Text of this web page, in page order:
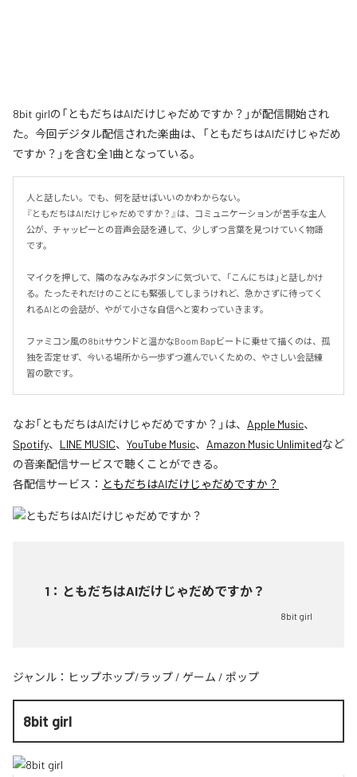
8bit girlの「ともだちはAIだけじゃだめですか？」が配信開始され
た。今回デジタル配信された楽曲は、「ともだちはAIだけじゃだめ
ですか？」を含む全1曲となっている。
人と話したい。でも、何を話せばいいのかわからない。
『ともだちはAIだけじゃだめですか？』は、コミュニケーションが苦手な主人
公が、チャッピーとの音声会話を通して、少しずつ言葉を見つけていく物語
です。
マイクを押して、隣のなみなみボタンに気づいて、「こんにちは」と話しかけ
る。たったそれだけのことにも緊張してしまうけれど、急かさずに待ってく
れるAIとの会話が、やがて小さな自信へと変わっていきます。
ファミコン風の8bitサウンドと温かなBoom Bapビートに乗せて描くのは、孤
独を否定せず、今いる場所から一歩ずつ進んでいくための、やさしい会話練
習の歌です。
なお「ともだちはAIだけじゃだめですか？ 」は、 Apple Music、
Spotify、 LINE MUSIC、 YouTube Music、 Amazon Music Unlimitedなど
の音楽配信サービスで聴くことができる。
各配信サービス： ともだちはAIだけじゃだめですか？
1 ： ともだちはAIだけじゃだめですか？
8bit girl
ジャンル： ヒップホップ/ラップ / ゲーム / ポップ
8bit girl